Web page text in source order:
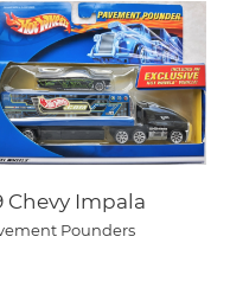
Chevy Impala
Pounders